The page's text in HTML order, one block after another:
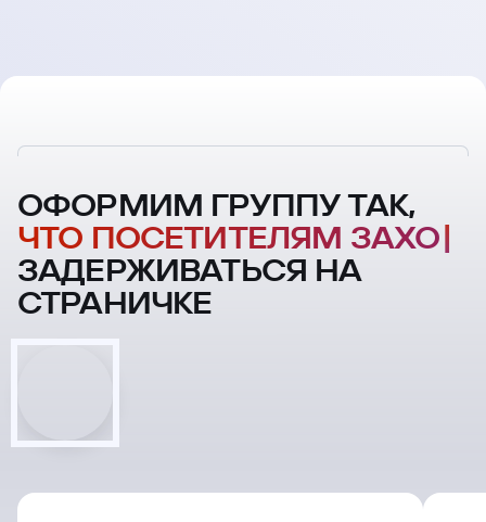
ОФОРМИМ ГРУППУ ТАК,
ЧТО
ПОСЕТИТЕЛЯМ ЗАХОЧЕТСЯ
ЗАДЕРЖИВАТЬСЯ НА
СТРАНИЧКЕ